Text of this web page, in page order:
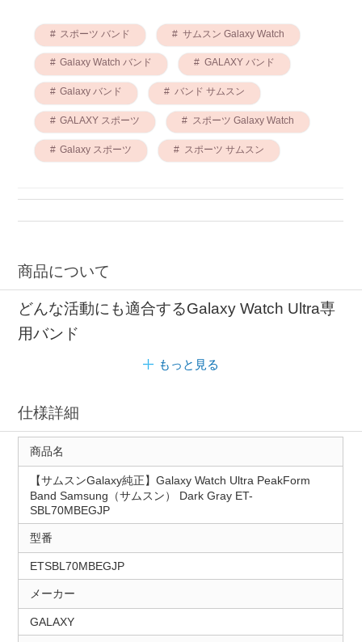
スポーツ バンド サムスン Galaxy Watch
Galaxy Watch バンド GALAXY バンド
Galaxy バンド バンド サムスン
GALAXY スポーツ スポーツ Galaxy Watch
Galaxy スポーツ スポーツ サムスン
商品について
どんな活動にも適合するGalaxy Watch Ultra専
用バンド
もっと見る
仕様詳細
商品名
【サムスンGalaxy純正】Galaxy Watch Ultra PeakForm
Band Samsung（サムスン） Dark Gray ET-
SBL70MBEGJP
型番
ETSBL70MBEGJP
メーカー
GALAXY